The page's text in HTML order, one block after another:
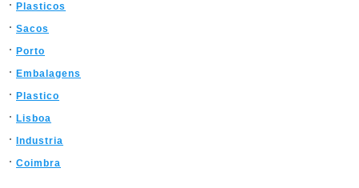
Plasticos
Sacos
Porto
Embalagens
Plastico
Lisboa
Industria
Coimbra